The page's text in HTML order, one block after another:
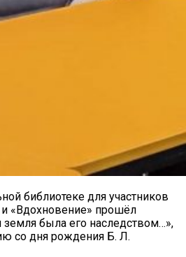
библиотеке для участников
«Вдохновение» прошёл
земля была его наследством…»,
со дня рождения Б. Л.